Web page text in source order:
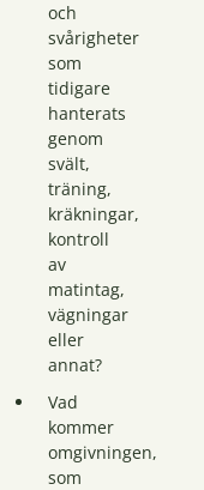
och
svårigheter
som
tidigare
hanterats
genom
svält,
träning,
kräkningar,
kontroll
av
matintag,
vägningar
eller
annat?
Vad
kommer
omgivningen,
som